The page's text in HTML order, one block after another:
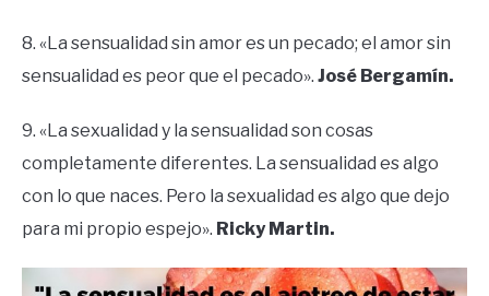
8. «La sensualidad sin amor es un pecado; el amor sin
sensualidad es peor que el pecado». José Bergamín.
9. «La sexualidad y la sensualidad son cosas
completamente diferentes. La sensualidad es algo
con lo que naces. Pero la sexualidad es algo que dejo
para mi propio espejo». Ricky Martin.